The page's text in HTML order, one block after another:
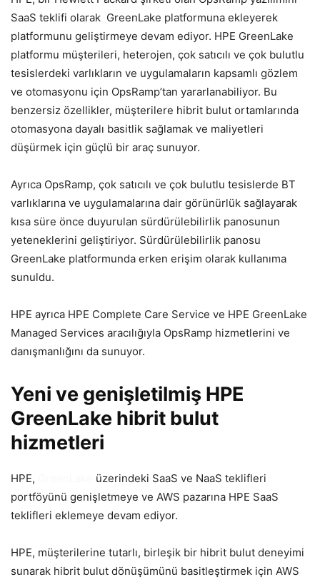
SaaS teklifi olarak GreenLake platformuna ekleyerek
platformunu geliştirmeye devam ediyor. HPE GreenLake
platformu müşterileri, heterojen, çok satıcılı ve çok bulutlu
tesislerdeki varlıkların ve uygulamaların kapsamlı gözlem
ve otomasyonu için OpsRamp’tan yararlanabiliyor. Bu
benzersiz özellikler, müşterilere hibrit bulut ortamlarında
otomasyona dayalı basitlik sağlamak ve maliyetleri
düşürmek için güçlü bir araç sunuyor.
Ayrıca OpsRamp, çok satıcılı ve çok bulutlu tesislerde BT
varlıklarına ve uygulamalarına dair görünürlük sağlayarak
kısa süre önce duyurulan sürdürülebilirlik panosunun
yeteneklerini geliştiriyor. Sürdürülebilirlik panosu
GreenLake platformunda erken erişim olarak kullanıma
sunuldu.
HPE ayrıca HPE Complete Care Service ve HPE GreenLake
Managed Services aracılığıyla OpsRamp hizmetlerini ve
danışmanlığını da sunuyor.
Yeni ve genişletilmiş HPE
GreenLake hibrit bulut
hizmetleri
HPE,
üzerindeki SaaS ve NaaS teklifleri
portföyünü genişletmeye ve AWS pazarına HPE SaaS
teklifleri eklemeye devam ediyor.
HPE, müşterilerine tutarlı, birleşik bir hibrit bulut deneyimi
sunarak hibrit bulut dönüşümünü basitleştirmek için AWS